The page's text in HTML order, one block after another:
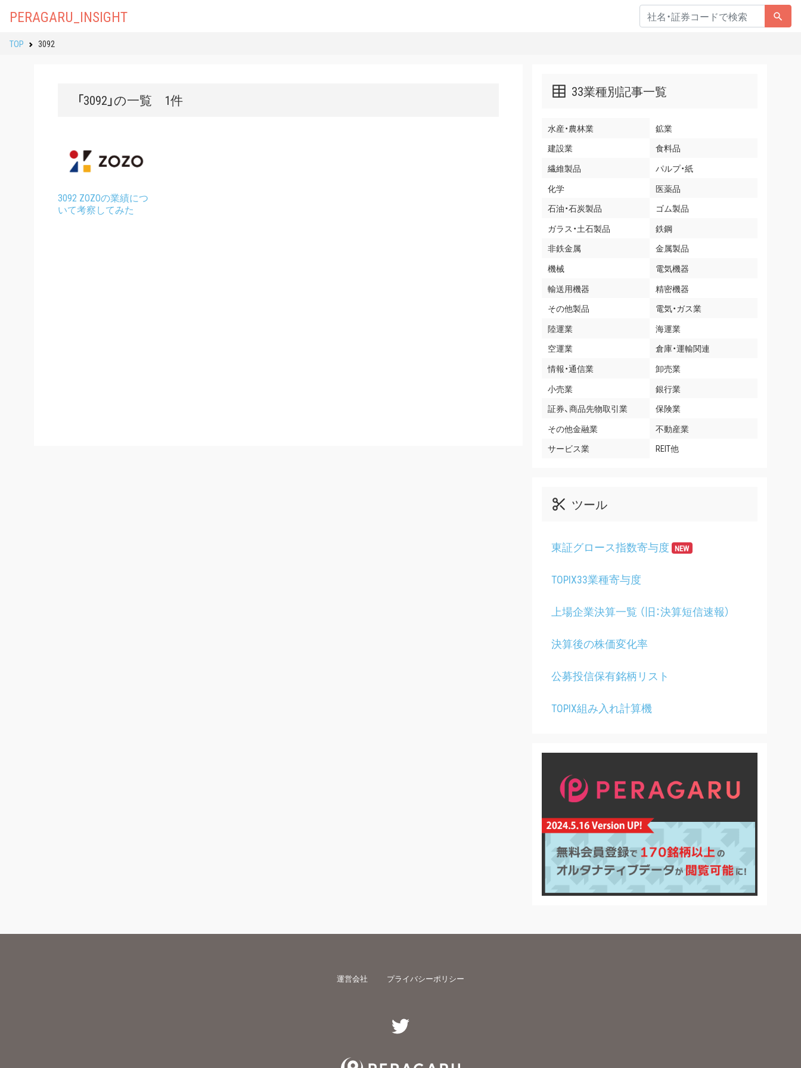
PERAGARU_INSIGHT
TOP 3092
「3092」の一覧 1件
3092 ZOZOの業績につ
いて考察してみた
33業種別記事一覧
水産・農林業
鉱業
建設業
食料品
繊維製品
パルプ・紙
化学
医薬品
石油・石炭製品
ゴム製品
ガラス・土石製品
鉄鋼
非鉄金属
金属製品
機械
電気機器
輸送用機器
精密機器
その他製品
電気・ガス業
陸運業
海運業
空運業
倉庫・運輸関連
情報・通信業
卸売業
小売業
銀行業
証券、商品先物取引業
保険業
その他金融業
不動産業
サービス業
REIT他
ツール
東証グロース指数寄与度 NEW
TOPIX33業種寄与度
上場企業決算一覧 （旧：決算短信速報）
決算後の株価変化率
公募投信保有銘柄リスト
TOPIX組み入れ計算機
運営会社 プライバシーポリシー